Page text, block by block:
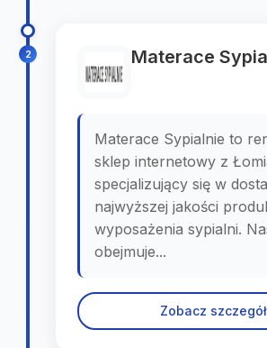
2 Materace
Materace Sypialnie to
sklep internetowy z
specjalizujący się w
najwyższej jakości
wyposażenia sypialni.
obejmuje...
Zobacz